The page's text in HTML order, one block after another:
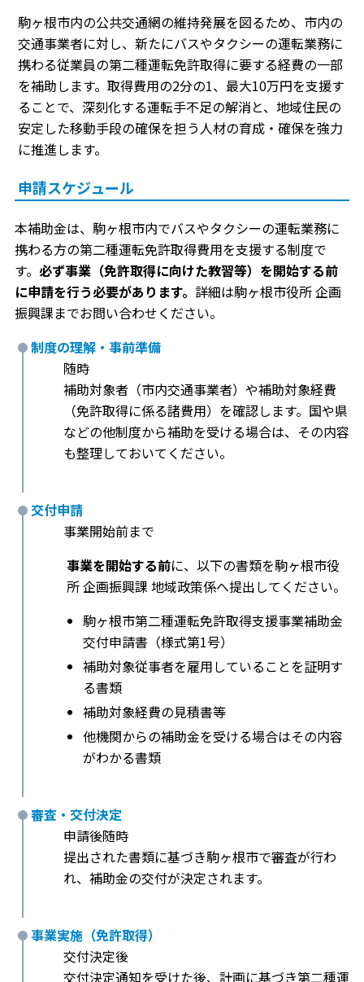
駒ヶ根市内の公共交通網の維持発展を図るため、市内の
交通事業者に対し、新たにバスやタクシーの運転業務に
携わる従業員の第二種運転免許取得に要する経費の一部
を補助します。取得費用の2分の1、最大10万円を支援す
ることで、深刻化する運転手不足の解消と、地域住民の
安定した移動手段の確保を担う人材の育成・確保を強力
に推進します。
申請スケジュール
本補助金は、駒ヶ根市内でバスやタクシーの運転業務に
携わる方の第二種運転免許取得費用を支援する制度で
す。 必ず事業（免許取得に向けた教習等）を開始する前
に申請を行う必要があります。 詳細は駒ヶ根市役所 企画
振興課までお問い合わせください。
制度の理解・事前準備
随時
補助対象者（市内交通事業者）や補助対象経費
（免許取得に係る諸費用）を確認します。国や県
などの他制度から補助を受ける場合は、その内容
も整理しておいてください。
交付申請
事業開始前まで
事業を開始する前に、以下の書類を駒ヶ根市役
所 企画振興課 地域政策係へ提出してください。
駒ヶ根市第二種運転免許取得支援事業補助金
交付申請書（様式第1号）
補助対象従事者を雇用していることを証明す
る書類
補助対象経費の見積書等
他機関からの補助金を受ける場合はその内容
がわかる書類
審査・交付決定
申請後随時
提出された書類に基づき駒ヶ根市で審査が行わ
れ、補助金の交付が決定されます。
事業実施（免許取得）
交付決定後
交付決定通知を受けた後、計画に基づき第二種運